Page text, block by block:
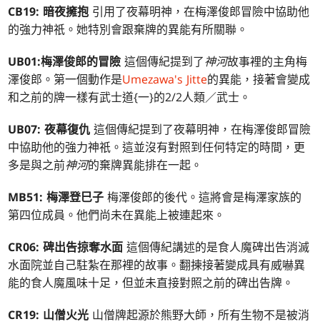
CB19: 暗夜擁抱 引用了夜幕明神，在梅澤俊郎冒險中協助他
的強力神祇。她特別會跟棄牌的異能有所關聯。
UB01:梅澤俊郎的冒險 這個傳紀提到了神河故事裡的主角梅
澤俊郎。第一個動作是Umezawa's Jitte的異能，接著會變成
和之前的牌一樣有武士道{一}的2/2人類／武士。
UB07: 夜幕復仇 這個傳紀提到了夜幕明神，在梅澤俊郎冒險
中協助他的強力神祇。這並沒有對照到任何特定的時間，更
多是與之前神河的棄牌異能排在一起。
MB51: 梅澤登巳子 梅澤俊郎的後代。這將會是梅澤家族的
第四位成員。他們尚未在異能上被連起來。
CR06: 碑出告掠奪水面 這個傳紀講述的是食人魔碑出告消滅
水面院並自己駐紮在那裡的故事。翻揀接著變成具有威嚇異
能的食人魔風味十足，但並未直接對照之前的碑出告牌。
CR19: 山僧火光 山僧牌起源於熊野大師，所有生物不是被消